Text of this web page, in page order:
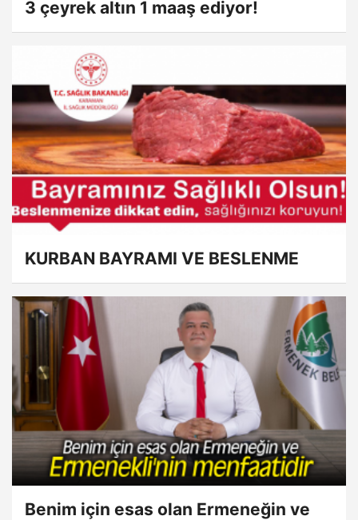
3 çeyrek altın 1 maaş ediyor!
KURBAN BAYRAMI VE BESLENME
Benim için esas olan Ermeneğin ve